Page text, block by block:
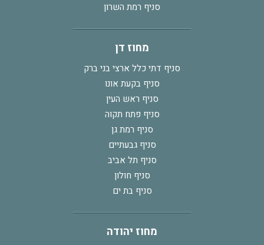
סניף רמת השרון
מחוז דן
סניף דתי כלל ארצי בני ברק
סניף בקעת אונו
סניף ראש העין
סניף פתח תקוה
סניף רמת גן
סניף גבעתיים
סניף תל אביב
סניף חולון
סניף בת ים
מחוז יהודה